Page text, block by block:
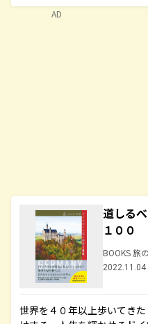
道しる
１００
BOOKS 旅
2022.11.04
世界を４０年以上歩いてき
AD